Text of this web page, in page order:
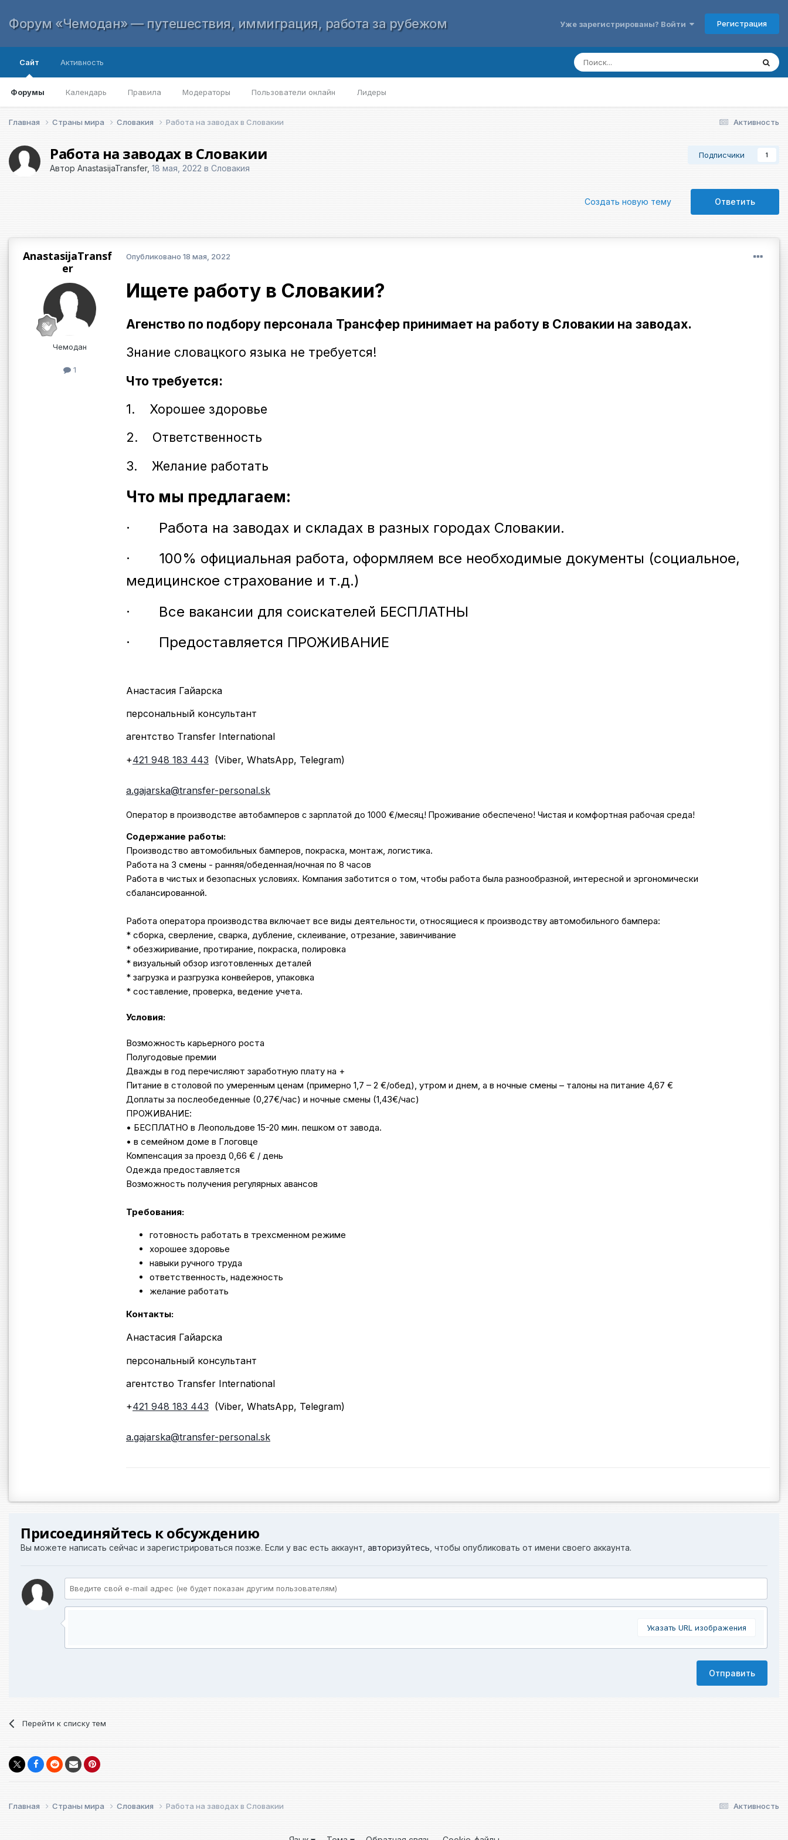
Форум «Чемодан» — путешествия, иммиграция, работа за рубежом Уже зарегистрированы? Войти Регистрация
Сайт
Форумы Календарь Правила Модераторы Пользователи онлайн Лидеры
Активность
Активность
Главная Страны мира Словакия Работа на заводах в Словакии
Подписчики 1
Работа на заводах в Словакии
Автор AnastasijaTransfer, 18 мая, 2022 в Словакия
Ответить
Создать новую тему
AnastasijaTransf
er
Чемодан
1
Опубликовано 18 мая, 2022
Ищете работу в Словакии?
Агенство по подбору персонала Трансфер принимает на работу в Словакии на заводах.
Знание словацкого языка не требуется!
Что требуется:
1.
Хорошее здоровье
2.
Ответственность
3.
Желание работать
Что мы предлагаем:
· Работа на заводах и складах в разных городах Словакии.
·
100% официальная работа, оформляем все необходимые документы (социальное,
медицинское страхование и т.д.)
·
Все вакансии для соискателей БЕСПЛАТНЫ
·
Предоставляется ПРОЖИВАНИЕ
Анастасия Гайарска
персональный консультант
агентство Transfer International
+421 948 183 443 (Viber, WhatsApp, Telegram)
a.gajarska@transfer-personal.sk
Оператор в производстве автобамперов с зарплатой до 1000 €/месяц! Проживание обеспечено! Чистая и комфортная рабочая среда!
Содержание работы:
Производство автомобильных бамперов, покраска, монтаж, логистика.
Работа на 3 смены - ранняя/обеденная/ночная по 8 часов
Работа в чистых и безопасных условиях. Компания заботится о том, чтобы работа была разнообразной, интересной и эргономически
сбалансированной.
Работа оператора производства включает все виды деятельности, относящиеся к производству автомобильного бампера:
* сборка, сверление, сварка, дубление, склеивание, отрезание, завинчивание
* обезжиривание, протирание, покраска, полировка
* визуальный обзор изготовленных деталей
* загрузка и разгрузка конвейеров, упаковка
* составление, проверка, ведение учета.
Условия:
Возможность карьерного роста
Полугодовые премии
Дважды в год перечисляют заработную плату на +
Питание в столовой по умеренным ценам (примерно 1,7 – 2 €/обед), утром и днем, а в ночные смены – талоны на питание 4,67 €
Доплаты за послеобеденные (0,27€/час) и ночные смены (1,43€/час)
ПРОЖИВАНИЕ:
• БЕСПЛАТНО в Леопольдове 15-20 мин. пешком от завода.
• в семейном доме в Глоговце
Компенсация за проезд 0,66 € / день
Одежда предоставляется
Возможность получения регулярных авансов
Требования:
готовность работать в трехсменном режиме
хорошее здоровье
навыки ручного труда
ответственность, надежность
желание работать
Контакты:
Анастасия Гайарска
персональный консультант
агентство Transfer International
+421 948 183 443 (Viber, WhatsApp, Telegram)
a.gajarska@transfer-personal.sk
Присоединяйтесь к обсуждению
Вы можете написать сейчас и зарегистрироваться позже. Если у вас есть аккаунт, авторизуйтесь , чтобы опубликовать от имени своего аккаунта.
Указать URL изображения
Отправить
Перейти к списку тем
Активность
Главная Страны мира Словакия Работа на заводах в Словакии